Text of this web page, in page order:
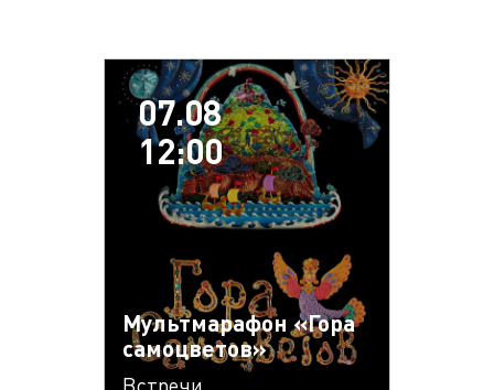
07.08
12:00
Мультмарафон «Гора
самоцветов»